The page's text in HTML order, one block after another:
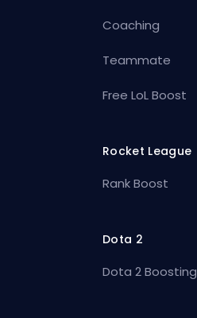
Coaching
Teammate
Free LoL Boost
Rocket League
Rank Boost
Dota 2
Dota 2 Boosting